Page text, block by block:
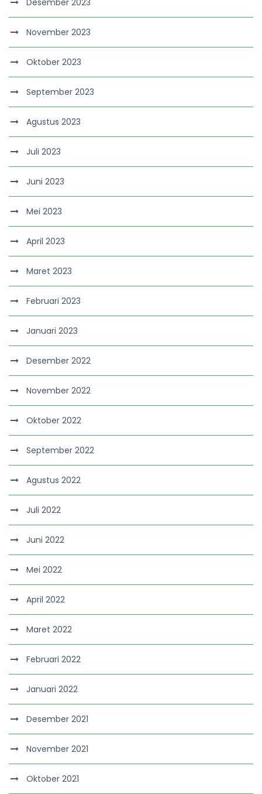
Desember 2023
November 2023
Oktober 2023
September 2023
Agustus 2023
Juli 2023
Juni 2023
Mei 2023
April 2023
Maret 2023
Februari 2023
Januari 2023
Desember 2022
November 2022
Oktober 2022
September 2022
Agustus 2022
Juli 2022
Juni 2022
Mei 2022
April 2022
Maret 2022
Februari 2022
Januari 2022
Desember 2021
November 2021
Oktober 2021